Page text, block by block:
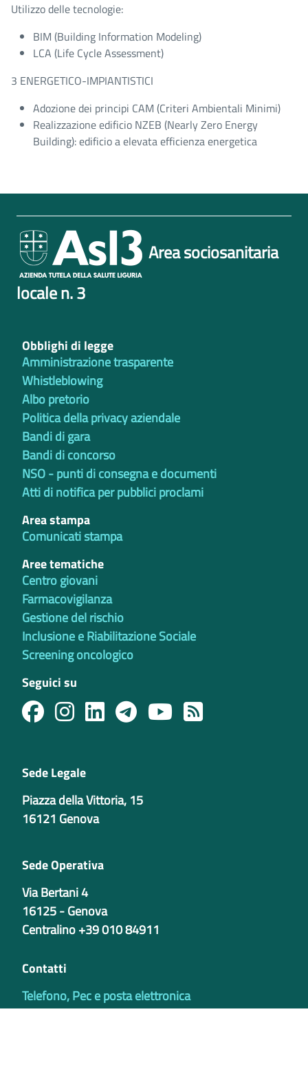
Utilizzo delle tecnologie:
BIM (Building Information Modeling)
LCA (Life Cycle Assessment)
3 ENERGETICO-IMPIANTISTICI
Adozione dei principi CAM (Criteri Ambientali Minimi)
Realizzazione edificio NZEB (Nearly Zero Energy
Building): edificio a elevata efficienza energetica
Area sociosanitaria
locale n. 3
Obblighi di legge
Amministrazione trasparente
Whistleblowing
Albo pretorio
Politica della privacy aziendale
Bandi di gara
Bandi di concorso
NSO - punti di consegna e documenti
Atti di notifica per pubblici proclami
Area stampa
Comunicati stampa
Aree tematiche
Centro giovani
Farmacovigilanza
Gestione del rischio
Inclusione e Riabilitazione Sociale
Screening oncologico
Seguici su
Sede Legale
Piazza della Vittoria, 15
16121 Genova
Sede Operativa
Via Bertani 4
16125 - Genova
Centralino +39 010 84911
Contatti
Telefono, Pec e posta elettronica